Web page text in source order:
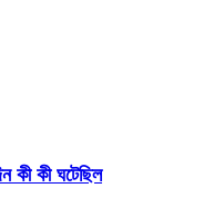
কী কী ঘটেছিল